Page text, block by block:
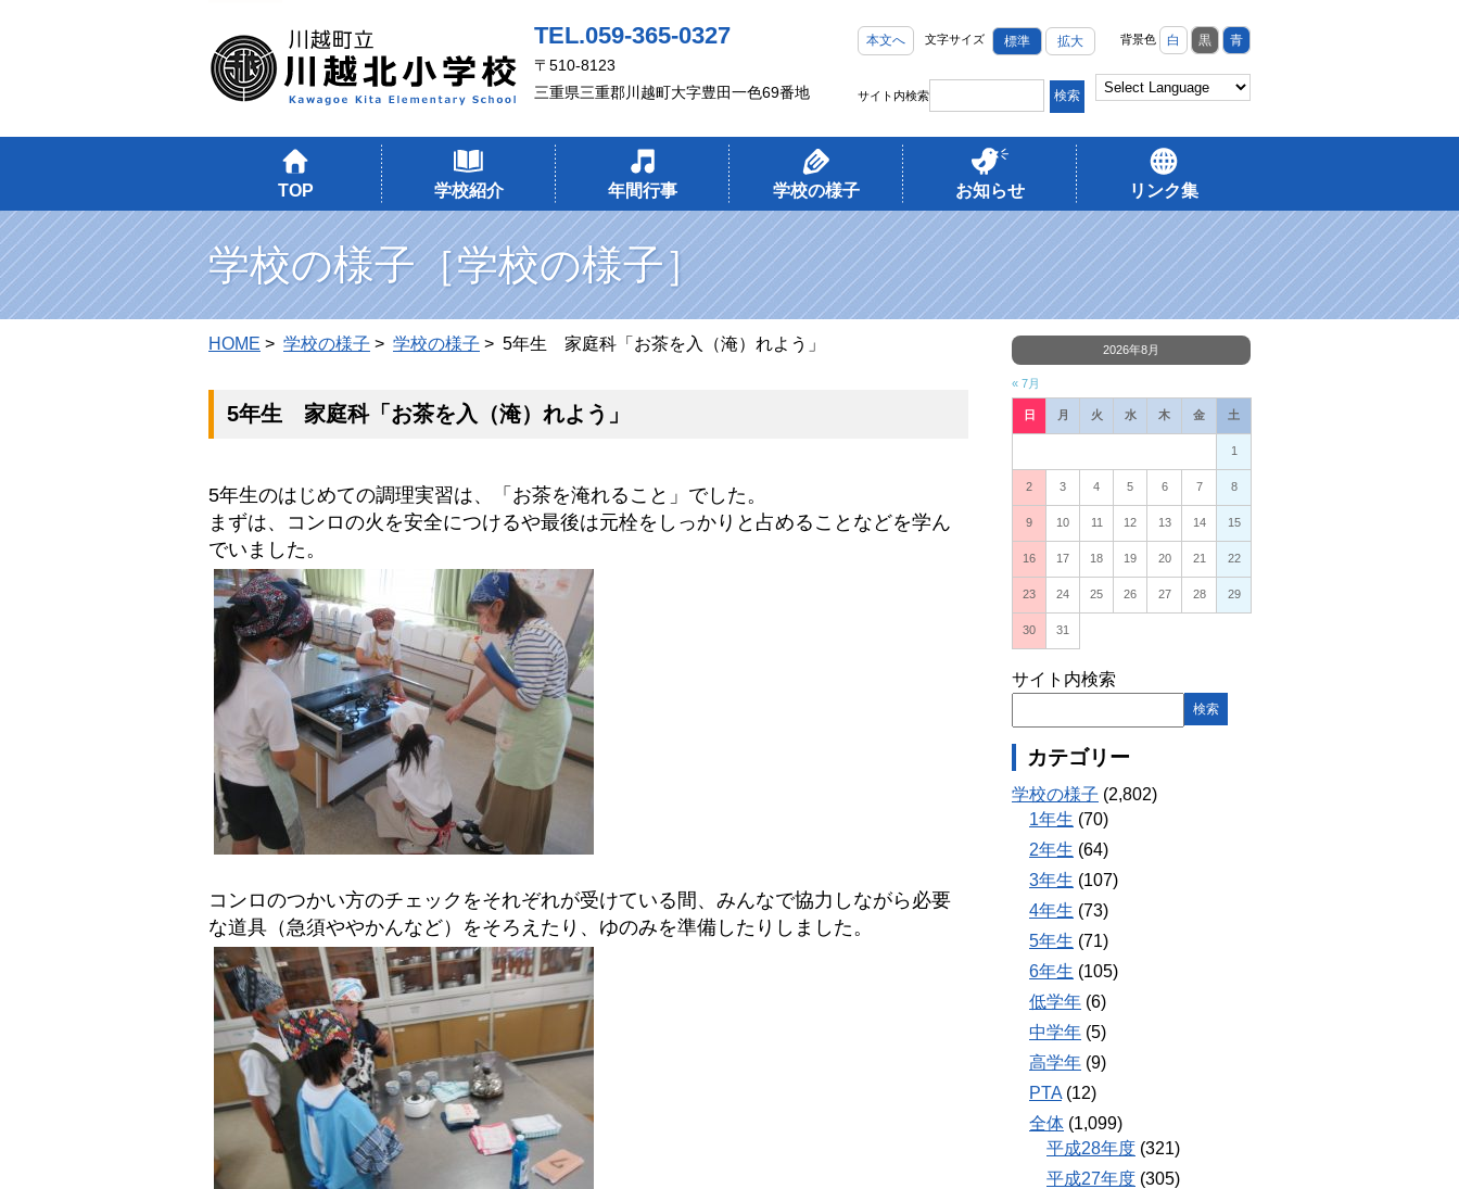
TEL.059-365-0327
〒510-8123
三重県三重郡川越町大字豊田一色69番地
本文へ 文字サイズ 標準 拡大 背景色 白 黒 青
サイト内検索
TOP 学校紹介 年間行事 学校の様子 お知らせ リンク集
学校の様子［学校の様子］
HOME > 学校の様子 > 学校の様子 > 5年生 家庭科「お茶を入（淹）れよう」
5年生 家庭科「お茶を入（淹）れよう」
5年生のはじめての調理実習は、「お茶を淹れること」でした。
まずは、コンロの火を安全につけるや最後は元栓をしっかりと占めることなどを学ん
でいました。
コンロのつかい方のチェックをそれぞれが受けている間、みんなで協力しながら必要
な道具（急須ややかんなど）をそろえたり、ゆのみを準備したりしました。
2026年8月
« 7月
日 月 火 水 木 金 土
1
2 3 4 5 6 7 8
9 10 11 12 13 14 15
16 17 18 19 20 21 22
23 24 25 26 27 28 29
30 31
サイト内検索
カテゴリー
学校の様子 (2,802)
1年生 (70)
2年生 (64)
3年生 (107)
4年生 (73)
5年生 (71)
6年生 (105)
低学年 (6)
中学年 (5)
高学年 (9)
PTA (12)
全体 (1,099)
平成28年度 (321)
平成27年度 (305)